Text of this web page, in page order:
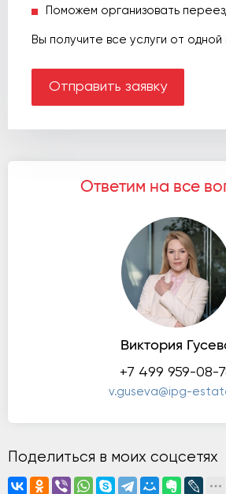
Поможем организовать
Вы получите все услуги от одной
Отправить заявку
Ответим на все
Виктория
+7 499 959-08-
v.guseva@ipg-
Поделиться в моих соцсетях